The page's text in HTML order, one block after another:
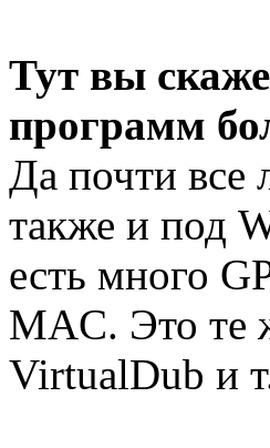
Тут вы
программ
Да почти все
также и под
есть много
MAC. Это те
VirtualDub и